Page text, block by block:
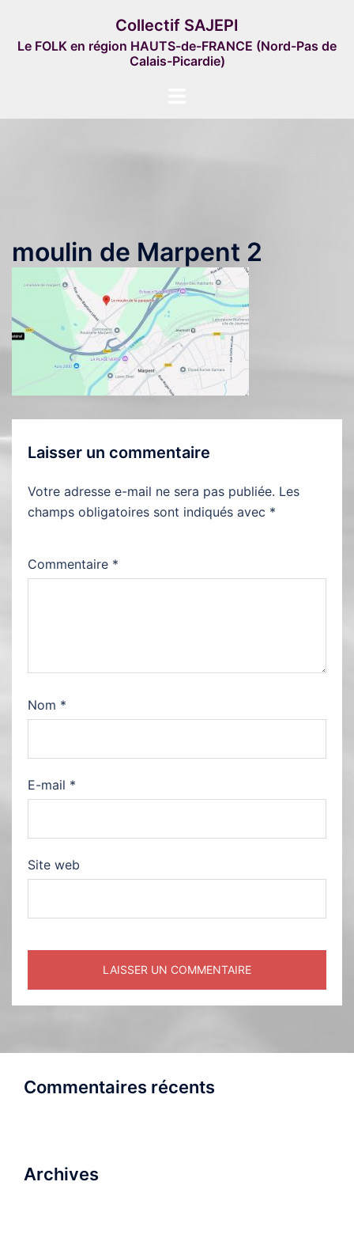
contenu
Collectif SAJEPI
Le FOLK en région HAUTS-de-FRANCE (Nord-Pas de
Calais-Picardie)
moulin de Marpent 2
Laisser un commentaire
Votre adresse e-mail ne sera pas publiée. Les
champs obligatoires sont indiqués avec *
Commentaire *
Nom *
E-mail *
Site web
Commentaires récents
Archives